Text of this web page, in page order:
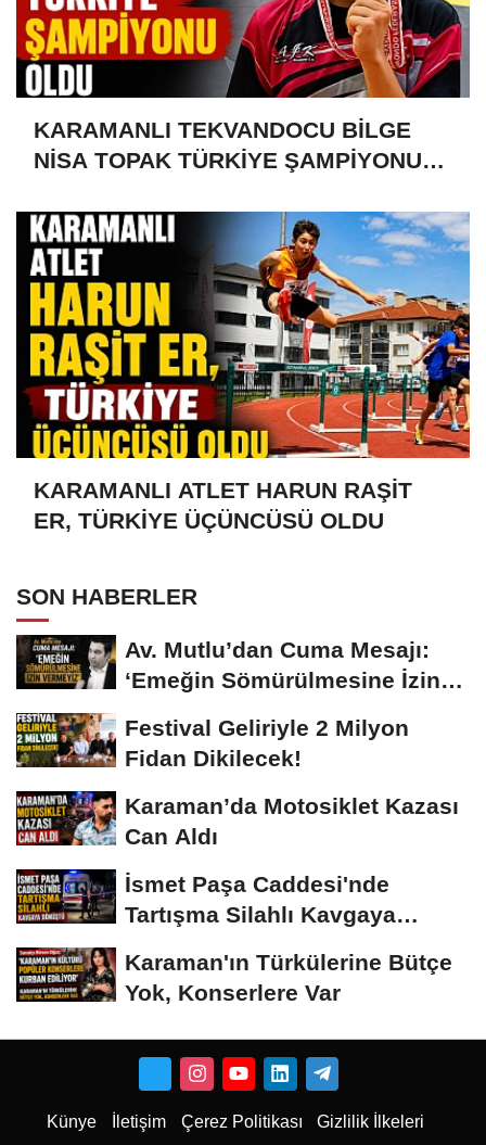
KARAMANLI TEKVANDOCU BİLGE
NİSA TOPAK TÜRKİYE ŞAMPİYONU
KARAMANLI ATLET HARUN RAŞİT
ER, TÜRKİYE ÜÇÜNCÜSÜ OLDU
SON HABERLER
Av. Mutlu’dan Cuma Mesajı:
‘Emeğin Sömürülmesine İzin
Festival Geliriyle 2 Milyon
Fidan Dikilecek!
Karaman’da Motosiklet Kazası
Can Aldı
İsmet Paşa Caddesi'nde
Tartışma Silahlı Kavgaya
Karaman'ın Türkülerine Bütçe
Yok, Konserlere Var
Künye İletişim Çerez Politikası Gizlilik İlkeleri